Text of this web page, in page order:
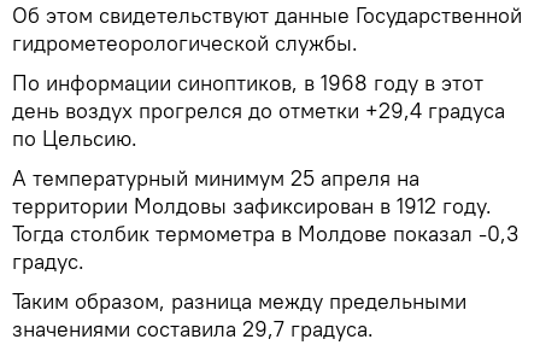
Об этом свидетельствуют данные Государственной
гидрометеорологической службы.
По информации синоптиков, в 1968 году в этот
день воздух прогрелся до отметки +29,4 градуса
по Цельсию.
А температурный минимум 25 апреля на
территории Молдовы зафиксирован в 1912 году.
Тогда столбик термометра в Молдове показал -0,3
градус.
Таким образом, разница между предельными
значениями составила 29,7 градуса.